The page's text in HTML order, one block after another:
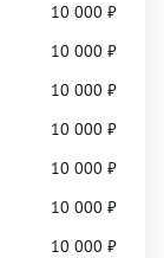
10 000 ₽
10 000 ₽
10 000 ₽
10 000 ₽
10 000 ₽
10 000 ₽
10 000 ₽